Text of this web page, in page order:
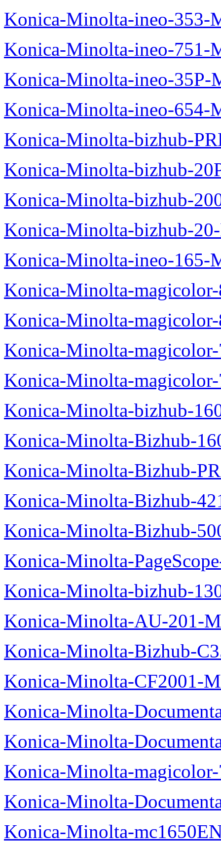
Konica-Minolta-ineo-353-
Konica-Minolta-ineo-751-
Konica-Minolta-ineo-35P-
Konica-Minolta-ineo-654-
Konica-Minolta-bizhub-
Konica-Minolta-bizhub-
Konica-Minolta-bizhub-
Konica-Minolta-bizhub-
Konica-Minolta-ineo-165-
Konica-Minolta-
Konica-Minolta-
Konica-Minolta-
Konica-Minolta-
Konica-Minolta-bizhub-
Konica-Minolta-Bizhub-
Konica-Minolta-Bizhub-
Konica-Minolta-Bizhub-
Konica-Minolta-Bizhub-
Konica-Minolta-
Konica-Minolta-bizhub-
Konica-Minolta-AU-201-
Konica-Minolta-Bizhub-
Konica-Minolta-CF2001-
Konica-Minolta-
Konica-Minolta-
Konica-Minolta-
Konica-Minolta-
Konica-Minolta-